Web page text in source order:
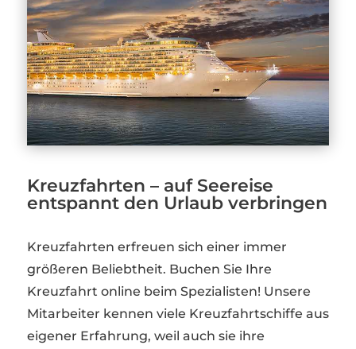
Kreuzfahrten – auf Seereise
entspannt den Urlaub verbringen
Kreuzfahrten erfreuen sich einer immer
größeren Beliebtheit. Buchen Sie Ihre
Kreuzfahrt online beim Spezialisten! Unsere
Mitarbeiter kennen viele Kreuzfahrtschiffe aus
eigener Erfahrung, weil auch sie ihre